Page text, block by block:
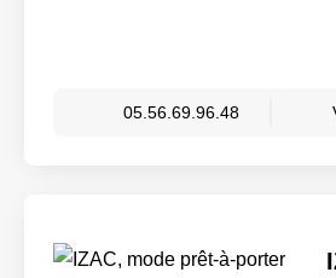
05.56.69.96.48